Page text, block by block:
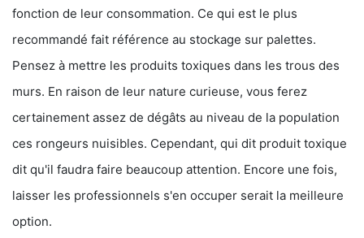
fonction de leur consommation. Ce qui est le plus
recommandé fait référence au stockage sur palettes.
Pensez à mettre les produits toxiques dans les trous des
murs. En raison de leur nature curieuse, vous ferez
certainement assez de dégâts au niveau de la population
ces rongeurs nuisibles. Cependant, qui dit produit toxique
dit qu'il faudra faire beaucoup attention. Encore une fois,
laisser les professionnels s'en occuper serait la meilleure
option.